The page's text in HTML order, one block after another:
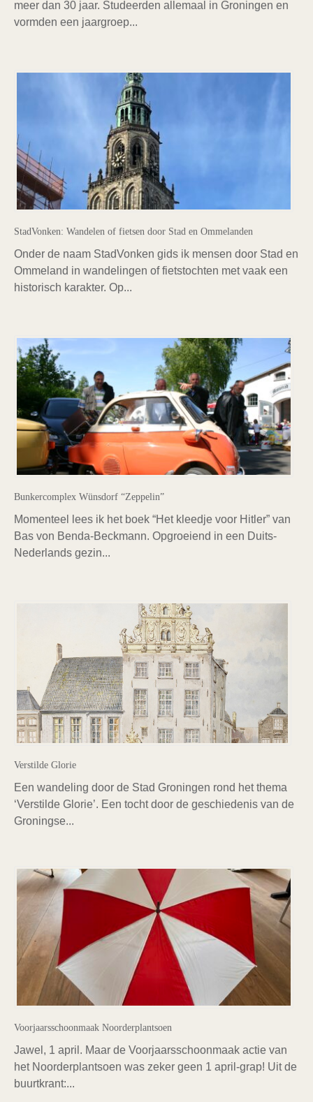
meer dan 30 jaar. Studeerden allemaal in Groningen en
vormden een jaargroep...
StadVonken: Wandelen of fietsen door Stad en Ommelanden
Onder de naam StadVonken gids ik mensen door Stad en
Ommeland in wandelingen of fietstochten met vaak een
historisch karakter. Op...
Bunkercomplex Wünsdorf “Zeppelin”
Momenteel lees ik het boek “Het kleedje voor Hitler” van
Bas von Benda-Beckmann. Opgroeiend in een Duits-
Nederlands gezin...
Verstilde Glorie
Een wandeling door de Stad Groningen rond het thema
‘Verstilde Glorie’. Een tocht door de geschiedenis van de
Groningse...
Voorjaarsschoonmaak Noorderplantsoen
Jawel, 1 april. Maar de Voorjaarsschoonmaak actie van
het Noorderplantsoen was zeker geen 1 april-grap! Uit de
buurtkrant:...